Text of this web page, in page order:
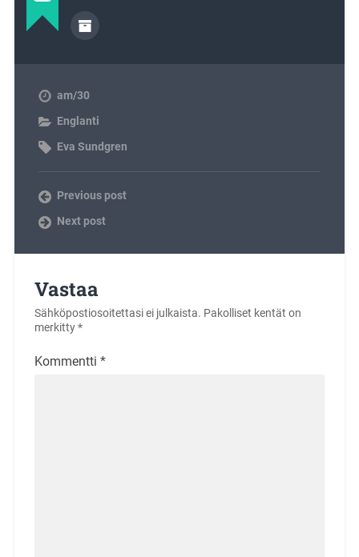
am/30
Englanti
Eva Sundgren
Previous post
Next post
Vastaa
Sähköpostiosoitettasi ei julkaista. Pakolliset kentät on
merkitty*
Kommentti *